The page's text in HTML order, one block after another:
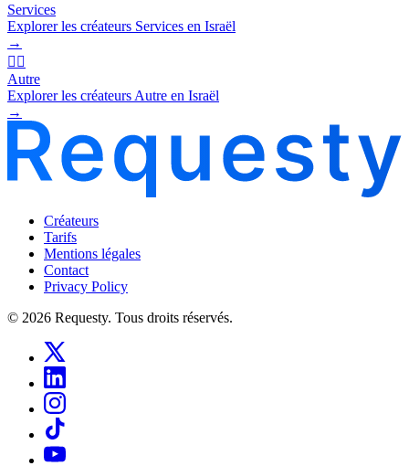
Services
Explorer les créateurs Services en Israël
→
🧜‍♂️
Autre
Explorer les créateurs Autre en Israël
→
Créateurs
Tarifs
Mentions légales
Contact
Privacy Policy
© 2026 Requesty. Tous droits réservés.